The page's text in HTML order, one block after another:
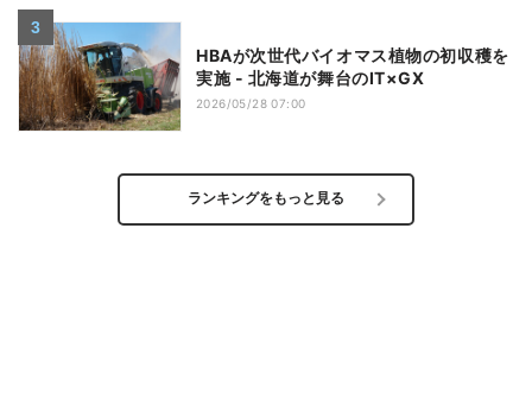
HBAが次世代バイオマス植物の初収穫を
実施 - 北海道が舞台のIT×GX
2026/05/28 07:00
ランキングをもっと見る